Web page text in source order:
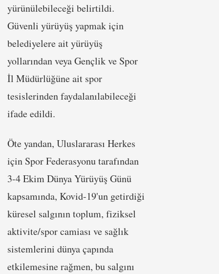
yürünülebileceği belirtildi.
Güvenli yürüyüş yapmak için
belediyelere ait yürüyüş
yollarından veya Gençlik ve Spor
İl Müdürlüğüne ait spor
tesislerinden faydalanılabileceği
ifade edildi.
Öte yandan, Uluslararası Herkes
için Spor Federasyonu tarafından
3-4 Ekim Dünya Yürüyüş Günü
kapsamında, Kovid-19'un getirdiği
küresel salgının toplum, fiziksel
aktivite/spor camiası ve sağlık
sistemlerini dünya çapında
etkilemesine rağmen, bu salgını